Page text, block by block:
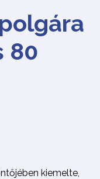
80
kiemelte,